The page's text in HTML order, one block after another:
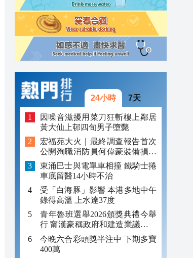
24小時 7天
因噪音滋擾用菜刀狂斬樓上鄰居
黃大仙上邨四旬男子墮斃
宏福苑大火｜最終調查報告首次
公開殉職消防員何偉豪裝備損毀
照片
東涌巴士與電單車相撞 鐵騎士捲
車底留醫14小時不治
受「白海豚」影響 本港多地中午
錄得高溫 上水達37度
青年魯班選舉2026頒獎典禮今舉
行 甯漢豪稱政府和建造業議會做
好培訓工作
今晚六合彩頭獎半注中 下期多寶
400萬